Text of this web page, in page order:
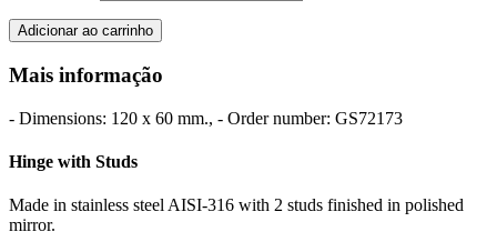
Adicionar ao carrinho
Mais informação
- Dimensions: 120 x 60 mm., - Order number: GS72173
Hinge with Studs
Made in stainless steel AISI-316 with 2 studs finished in polished
mirror.